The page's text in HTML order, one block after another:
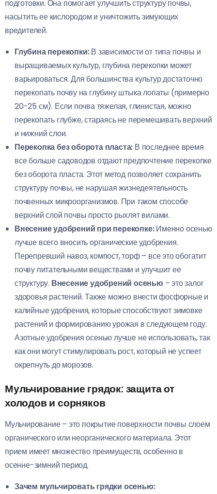
подготовки. Она помогает улучшить структуру почвы,
насытить ее кислородом и уничтожить зимующих
вредителей.
Глубина перекопки:В зависимости от типа почвы и
выращиваемых культур, глубина перекопки может
варьироваться. Для большинства культур достаточно
перекопать почву на глубину штыка лопаты (примерно
20-25 см). Если почва тяжелая, глинистая, можно
перекопать глубже, стараясь не перемешивать верхний
и нижний слои.
Перекопка без оборота пласта: В последнее время
все больше садоводов отдают предпочтение перекопке
без оборота пласта. Этот метод позволяет сохранить
структуру почвы, не нарушая жизнедеятельность
почвенных микроорганизмов. При таком способе
верхний слой почвы просто рыхлят вилами.
Внесение удобрений при перекопке:Именно осенью
лучше всего вносить органические удобрения.
Перепревший навоз, компост, торф – все это обогатит
почву питательными веществами и улучшит ее
структуру. Внесение удобрений осенью – это залог
здоровья растений. Также можно внести фосфорные и
калийные удобрения, которые способствуют зимовке
растений и формированию урожая в следующем году.
Азотные удобрения осенью лучше не использовать, так
как они могут стимулировать рост, который не успеет
окрепнуть до морозов.
Мульчирование грядок: защита от
холодов и сорняков
Мульчирование – это покрытие поверхности почвы слоем
органического или неорганического материала. Этот
прием имеет множество преимуществ, особенно в
осенне-зимний период.
Зачем мульчировать грядки осенью: